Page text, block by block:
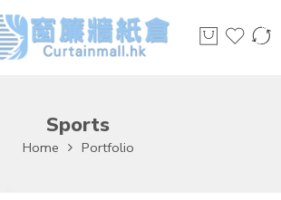
Sports
Home Portfolio